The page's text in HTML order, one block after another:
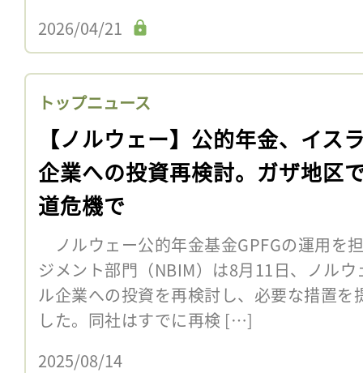
2026/04/21
トップニュース
【ノルウェー】公的年金、イス
企業への投資再検討。ガザ地区
道危機で
ノルウェー公的年金基金GPFGの運用を
ジメント部門（NBIM）は8月11日、ノル
ル企業への投資を再検討し、必要な措置
した。同社はすでに再検 […]
2025/08/14